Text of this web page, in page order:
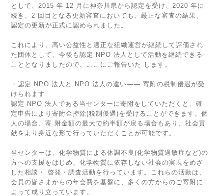
として、2015 年 12 月に神奈川県から認定を受け、2020 年に
続き、2 回目となる更新審査においても、厳正な審査の結果、
認定の更新が正式に認められました。
これにより、高い公益性と適正な組織運営が継続して評価され
た団体として、今後も認定 NPO 法人として活動を継続できる
こととなりましたので、ここにご報告いた します。
・認定 NPO 法人と NPO 法人の違い―― 寄附の税制優遇が受
けられます
認定 NPO 法人である当センターに寄附をしていただくと、確
定申告により寄附金控除(税制優遇)を受けることができます。個
人の場合、寄 附金額の最大で約半額が戻る場合もあり、社会貢
献をより身近な形で行っていただくことが可能です。
当センターは、化学物質による体調不良(化学物質過敏症など)の
方への支援をはじめ、化学物質に依存しない社会の実現をめざ
した相談・ 啓発・調査活動を行っています。これらの活動は、
会員の皆さまからの年会費を基盤に、多くの方からのご寄附に
よって成り立っています。